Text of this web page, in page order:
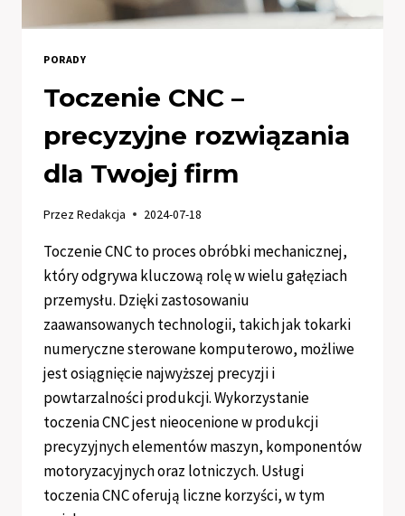
PORADY
Toczenie CNC –
precyzyjne rozwiązania
dla Twojej firm
PrzezRedakcja 2024-07-18
Toczenie CNC to proces obróbki mechanicznej,
który odgrywa kluczową rolę w wielu gałęziach
przemysłu. Dzięki zastosowaniu
zaawansowanych technologii, takich jak tokarki
numeryczne sterowane komputerowo, możliwe
jest osiągnięcie najwyższej precyzji i
powtarzalności produkcji. Wykorzystanie
toczenia CNC jest nieocenione w produkcji
precyzyjnych elementów maszyn, komponentów
motoryzacyjnych oraz lotniczych. Usługi
toczenia CNC oferują liczne korzyści, w tym